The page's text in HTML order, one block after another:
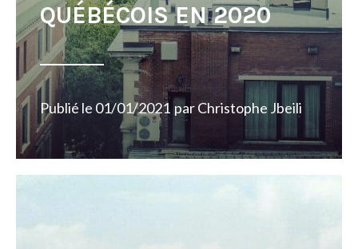
QUÉBÉCOIS EN 2020
Publié le 01/01/2021 parChristophe Jbeili